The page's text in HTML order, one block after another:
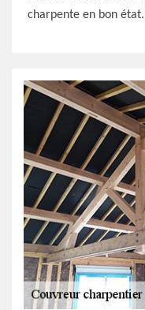
charpente en bon état.